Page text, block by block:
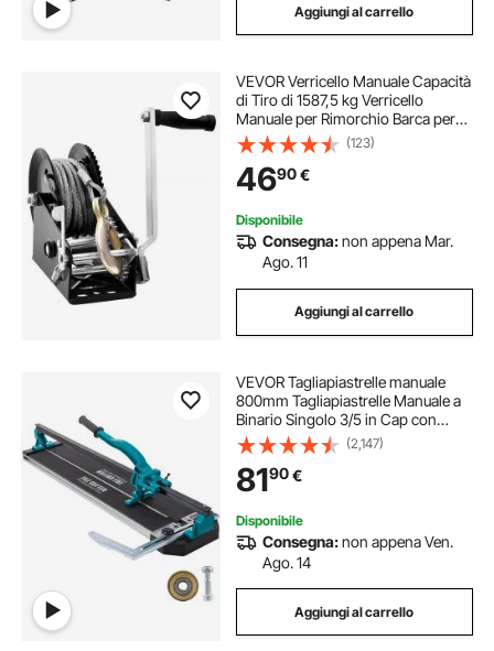
Aggiungi al carrello
VEVOR Verricello Manuale Capacità
di Tiro di 1587,5 kg Verricello
Manuale per Rimorchio Barca per
Carichi Pesanti con Cavo in Acciaio
da 10m Cricchetto a 2 Vie, Verricello
Manuale per Rimorchio Barca
(123)
4690€
Disponibile
Consegna:non appena Mar.
Ago. 11
Aggiungi al carrello
VEVOR Tagliapiastrelle manuale
800mm Tagliapiastrelle Manuale a
Binario Singolo 3/5 in Cap con
Strumenti di Taglio Manuale con
Posizionamento Preciso del Laser
(2,147)
8190€
Disponibile
Consegna:non appena Ven.
Ago. 14
Aggiungi al carrello